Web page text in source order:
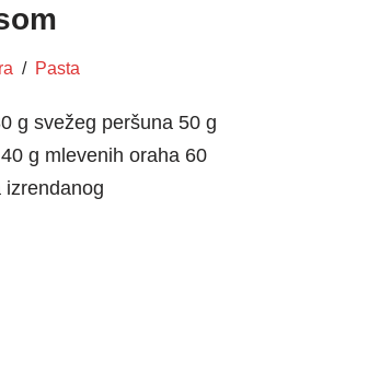
Pasta
g svežeg peršuna 50 g
g mlevenih oraha 60
izrendanog